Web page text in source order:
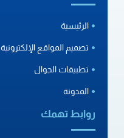
الرئيسية
تصميم المواقع الإلكترونية
تطبيقات الجوال
المدونة
روابط تهمك